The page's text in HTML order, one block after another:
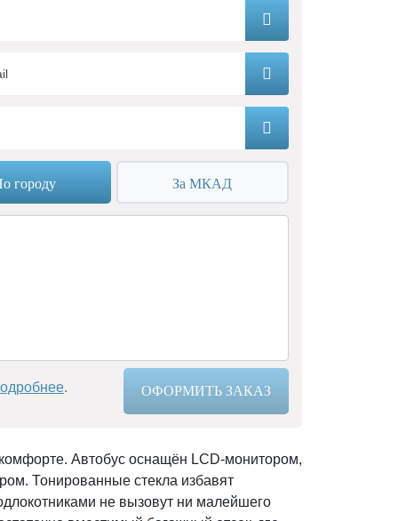
городу За МКАД
. ОФОРМИТЬ ЗАКАЗ
Автобус оснащён LCD-монитором,
Тонированные стекла избавят
не вызовут ни малейшего